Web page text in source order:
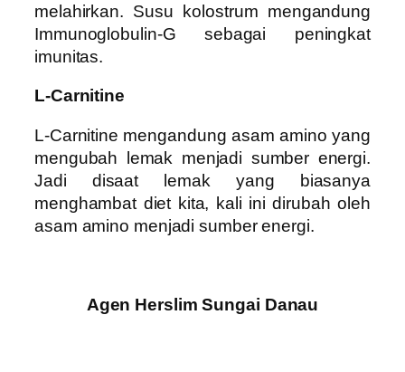
melahirkan. Susu kolostrum mengandung
Immunoglobulin-G sebagai peningkat
imunitas.
L-Carnitine
L-Carnitine mengandung asam amino yang
mengubah lemak menjadi sumber energi.
Jadi disaat lemak yang biasanya
menghambat diet kita, kali ini dirubah oleh
asam amino menjadi sumber energi.
Agen Herslim Sungai Danau